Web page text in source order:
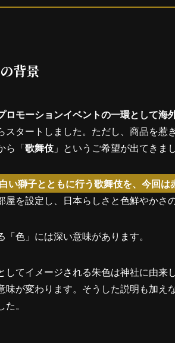
背景
ロモーションイベントの一環として海
スタートしました。ただし、商品を
ら「歌舞伎 」というご希望が出てきまし
い獅子とともに行う歌舞伎を、今回
を設定し、日本らしさと色鮮やかさ
色」には深い意味があります。
してイメージされる朱色は神社に由来
味が変わります。そうした説明も加
。